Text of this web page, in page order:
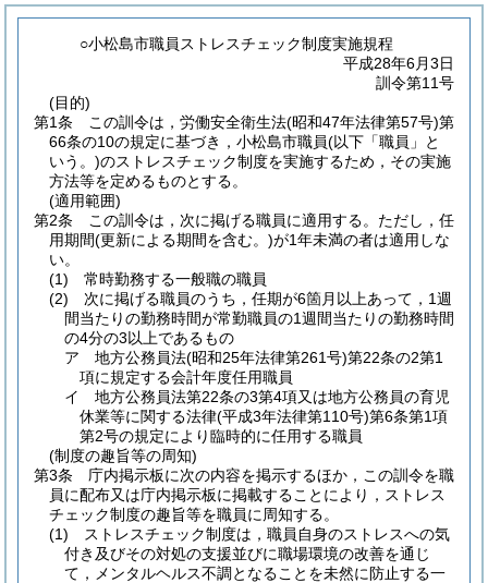
○小松島市職員ストレスチェック制度実施規程
平成28年6月3日
訓令第11号
(目的)
第1条
この訓令は，労働安全衛生法(昭和47年法律第57号)第
66条の10の規定に基づき，小松島市職員(以下「職員」と
いう。)のストレスチェック制度を実施するため，その実施
方法等を定めるものとする。
(適用範囲)
第2条
この訓令は，次に掲げる職員に適用する。 ただし，任
用期間(更新による期間を含む。)が1年未満の者は適用しな
い。
(1)
常時勤務する一般職の職員
(2)
次に掲げる職員のうち，任期が6箇月以上あって，1週
間当たりの勤務時間が常勤職員の1週間当たりの勤務時間
の4分の3以上であるもの
ア
地方公務員法(昭和25年法律第261号)第22条の2第1
項に規定する会計年度任用職員
イ
地方公務員法第22条の3第4項又は地方公務員の育児
休業等に関する法律(平成3年法律第110号)第6条第1項
第2号の規定により臨時的に任用する職員
(制度の趣旨等の周知)
第3条
庁内掲示板に次の内容を掲示するほか，この訓令を職
員に配布又は庁内掲示板に掲載することにより，ストレス
チェック制度の趣旨等を職員に周知する。
(1)
ストレスチェック制度は，職員自身のストレスへの気
付き及びその対処の支援並びに職場環境の改善を通じ
て，メンタルヘルス不調となることを未然に防止する一